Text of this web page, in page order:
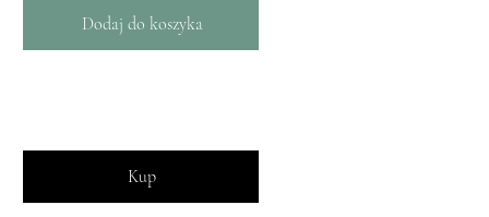
Dodaj do koszyka
Kup